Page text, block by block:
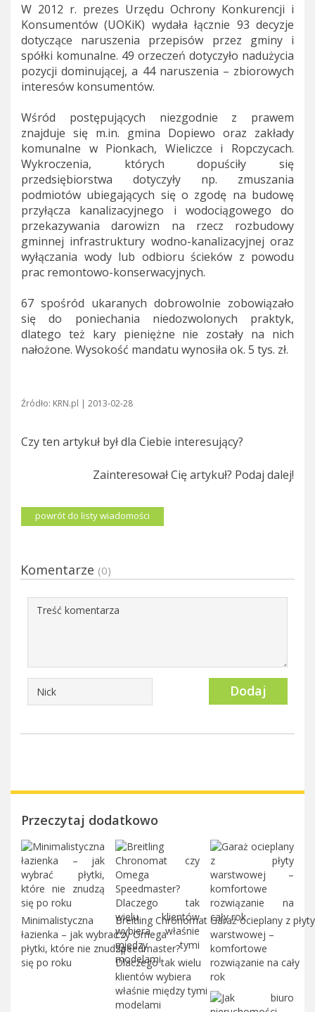
W 2012 r. prezes Urzędu Ochrony Konkurencji i
Konsumentów (UOKiK) wydała łącznie 93 decyzje
dotyczące naruszenia przepisów przez gminy i
spółki komunalne. 49 orzeczeń dotyczyło nadużycia
pozycji dominującej, a 44 naruszenia – zbiorowych
interesów konsumentów.
Wśród postępujących niezgodnie z prawem
znajduje się m.in. gmina Dopiewo oraz zakłady
komunalne w Pionkach, Wieliczce i Ropczycach.
Wykroczenia, których dopuściły się
przedsiębiorstwa dotyczyły np. zmuszania
podmiotów ubiegających się o zgodę na budowę
przyłącza kanalizacyjnego i wodociągowego do
przekazywania darowizn na rzecz rozbudowy
gminnej infrastruktury wodno-kanalizacyjnej oraz
wyłączania wody lub odbioru ścieków z powodu
prac remontowo-konserwacyjnych.
67 spośród ukaranych dobrowolnie zobowiązało
się do poniechania niedozwolonych praktyk,
dlatego też kary pieniężne nie zostały na nich
nałożone. Wysokość mandatu wynosiła ok. 5 tys. zł.
Źródło: KRN.pl | 2013-02-28
Czy ten artykuł był dla Ciebie interesujący?
Zainteresował Cię artykuł? Podaj dalej!
powrót do listy wiadomości
Komentarze (0)
Dodaj
Przeczytaj dodatkowo
Minimalistyczna
łazienka – jak wybrać
płytki, które nie znudzą
się po roku
Breitling Chronomat
czy Omega
Speedmaster?
Dlaczego tak wielu
klientów wybiera
właśnie między tymi
modelami
Garaż ocieplany z płyty
warstwowej –
komfortowe
rozwiązanie na cały
rok